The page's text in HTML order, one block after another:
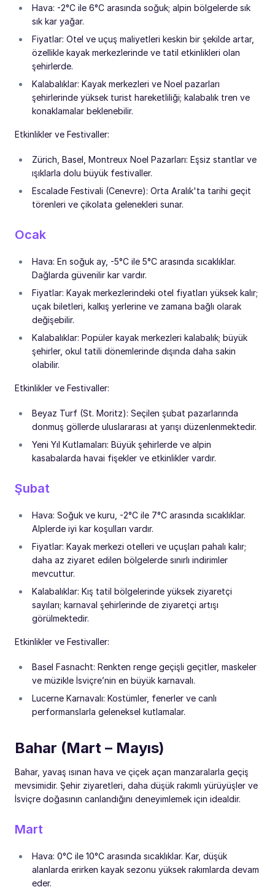
Hava: -2°C ile 6°C arasında soğuk; alpin bölgelerde sık
sık kar yağar.
Fiyatlar: Otel ve uçuş maliyetleri keskin bir şekilde artar,
özellikle kayak merkezlerinde ve tatil etkinlikleri olan
şehirlerde.
Kalabalıklar: Kayak merkezleri ve Noel pazarları
şehirlerinde yüksek turist hareketliliği; kalabalık tren ve
konaklamalar beklenebilir.
Etkinlikler ve Festivaller:
Zürich, Basel, Montreux Noel Pazarları: Eşsiz stantlar ve
ışıklarla dolu büyük festivaller.
Escalade Festivali (Cenevre): Orta Aralık'ta tarihi geçit
törenleri ve çikolata gelenekleri sunar.
Ocak
Hava: En soğuk ay, -5°C ile 5°C arasında sıcaklıklar.
Dağlarda güvenilir kar vardır.
Fiyatlar: Kayak merkezlerindeki otel fiyatları yüksek kalır;
uçak biletleri, kalkış yerlerine ve zamana bağlı olarak
değişebilir.
Kalabalıklar: Popüler kayak merkezleri kalabalık; büyük
şehirler, okul tatili dönemlerinde dışında daha sakin
olabilir.
Etkinlikler ve Festivaller:
Beyaz Turf (St. Moritz): Seçilen şubat pazarlarında
donmuş göllerde uluslararası at yarışı düzenlenmektedir.
Yeni Yıl Kutlamaları: Büyük şehirlerde ve alpin
kasabalarda havai fişekler ve etkinlikler vardır.
Şubat
Hava: Soğuk ve kuru, -2°C ile 7°C arasında sıcaklıklar.
Alplerde iyi kar koşulları vardır.
Fiyatlar: Kayak merkezi otelleri ve uçuşları pahalı kalır;
daha az ziyaret edilen bölgelerde sınırlı indirimler
mevcuttur.
Kalabalıklar: Kış tatil bölgelerinde yüksek ziyaretçi
sayıları; karnaval şehirlerinde de ziyaretçi artışı
görülmektedir.
Etkinlikler ve Festivaller:
Basel Fasnacht: Renkten renge geçişli geçitler, maskeler
ve müzikle İsviçre’nin en büyük karnavalı.
Lucerne Karnavalı: Kostümler, fenerler ve canlı
performanslarla geleneksel kutlamalar.
Bahar (Mart – Mayıs)
Bahar, yavaş ısınan hava ve çiçek açan manzaralarla geçiş
mevsimidir. Şehir ziyaretleri, daha düşük rakımlı yürüyüşler ve
İsviçre doğasının canlandığını deneyimlemek için idealdir.
Mart
Hava: 0°C ile 10°C arasında sıcaklıklar. Kar, düşük
alanlarda erirken kayak sezonu yüksek rakımlarda devam
eder.